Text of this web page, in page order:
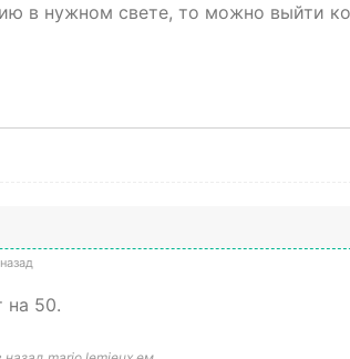
в нужном свете, то можно выйти
на 50.